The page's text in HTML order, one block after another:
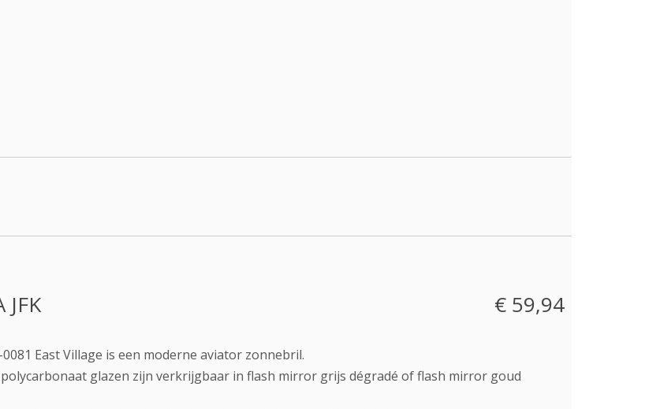
JFK € 59,94
0081 East Village is een moderne aviator zonnebril.
glazen zijn verkrijgbaar in flash mirror grijs dégradé of flash mirror goud